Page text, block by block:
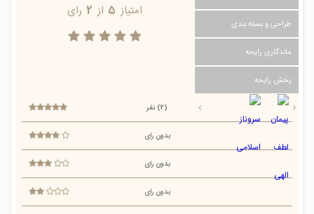
طراحی و بسته بندی
ماندگاری رایحه
پخش رایحه
امتیاز 5 از 2 رای
(2) نفر
بدون رای
بدون رای
بدون رای